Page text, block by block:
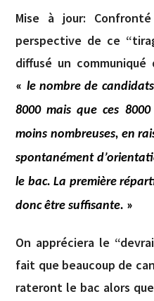
Mise à jour:
perspective de ce
diffusé un
« le nombre de
8000 mais que ces
moins nombreuses, en
spontanément
le bac. La première
donc être suffisante. »
On appréciera le
fait que beaucoup de
rateront le bac alors